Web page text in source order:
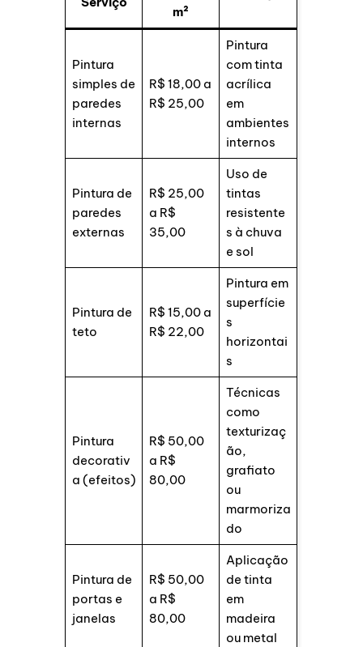
m²
Pintura
simples de
paredes
internas
R$ 18,00 a
R$ 25,00
Pintura
com tinta
acrílica
em
ambientes
internos
Pintura de
paredes
externas
R$ 25,00
a R$
35,00
Uso de
tintas
resistente
s à chuva
e sol
Pintura de
teto
R$ 15,00 a
R$ 22,00
Pintura em
superfície
s
horizontai
s
Pintura
decorativ
a (efeitos)
R$ 50,00
a R$
80,00
Técnicas
como
texturizaç
ão,
grafiato
ou
marmoriza
do
Pintura de
portas e
janelas
R$ 50,00
a R$
80,00
Aplicação
de tinta
em
madeira
ou metal